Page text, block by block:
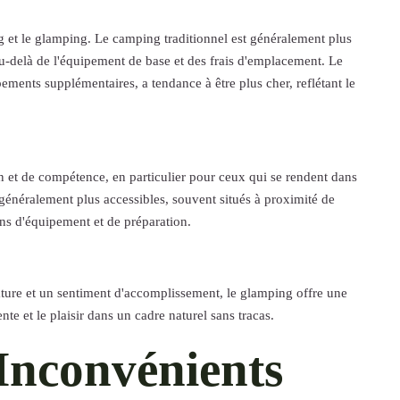
le glamping. Le camping traditionnel est généralement plus
de l'équipement de base et des frais d'emplacement. Le
supplémentaires, a tendance à être plus cher, reflétant le
de compétence, en particulier pour ceux qui se rendent dans
plus accessibles, souvent situés à proximité de
d'équipement et de préparation.
et un sentiment d'accomplissement, le glamping offre une
et le plaisir dans un cadre naturel sans tracas.